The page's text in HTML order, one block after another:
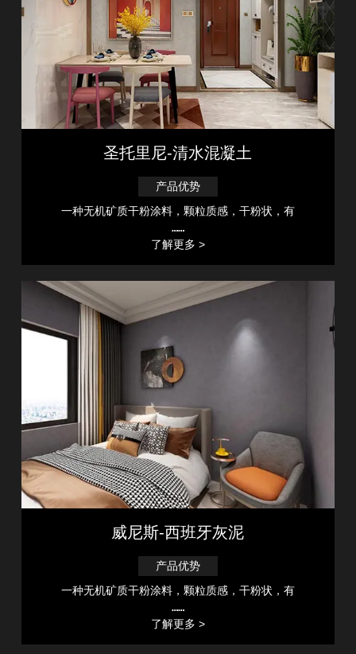
圣托里尼-清水混凝土
产品优势
一种无机矿质干粉涂料，颗粒质感，干粉状，有
……
了解更多 >
威尼斯-西班牙灰泥
产品优势
一种无机矿质干粉涂料，颗粒质感，干粉状，有
……
了解更多 >